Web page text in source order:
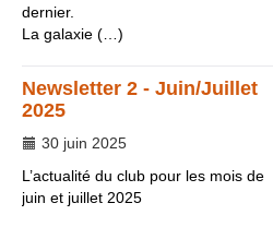
Actualités
dernier.
La galaxie (…)
Newsletter 2 - Juin/Juillet
2025
30 juin 2025
L’actualité du club pour les mois de
juin et juillet 2025